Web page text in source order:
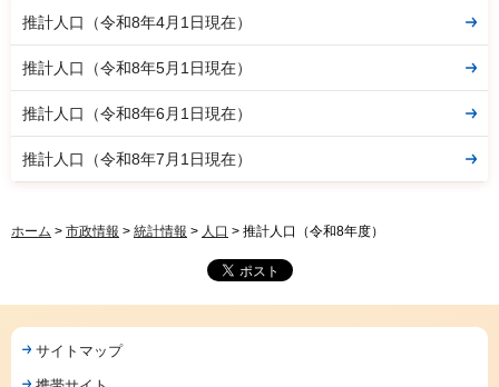
推計人口（令和8年4月1日現在）
推計人口（令和8年5月1日現在）
推計人口（令和8年6月1日現在）
推計人口（令和8年7月1日現在）
ホーム > 市政情報 > 統計情報 > 人口 > 推計人口（令和8年度）
サイトマップ